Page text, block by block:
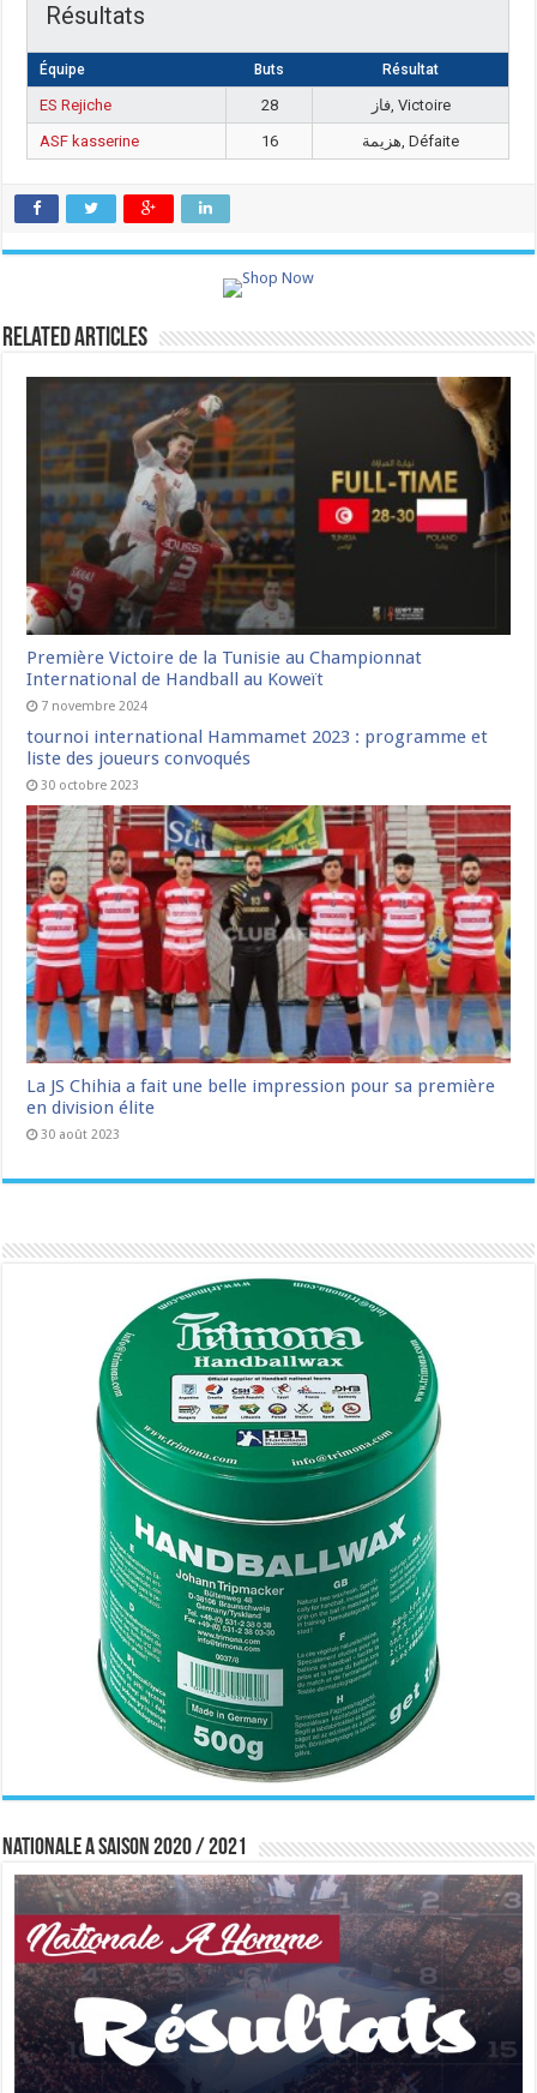
Résultats
Équipe Buts Résultat
ES Rejiche 28
فاز, Victoire
ASF kasserine
16 هزيمة, Défaite
Related Articles
Première Victoire de la Tunisie au Championnat
International de Handball au Koweït
7 novembre 2024
tournoi international Hammamet 2023 : programme et
liste des joueurs convoqués
30 octobre 2023
La JS Chihia a fait une belle impression pour sa première
en division élite
30 août 2023
Nationale A saison 2020 / 2021